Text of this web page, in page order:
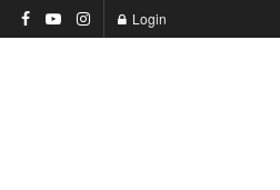
Login